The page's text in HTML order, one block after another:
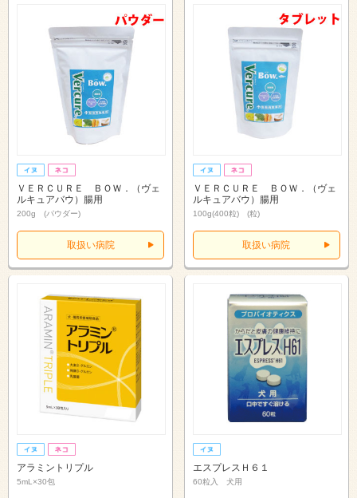
ＶＥＲＣＵＲＥ ＢＯＷ．（ヴェ
ルキュアバウ）腸用
200g (パウダー)
取扱い病院
ＶＥＲＣＵＲＥ ＢＯＷ．（ヴェ
ルキュアバウ）腸用
100g(400粒) (粒)
取扱い病院
アラミントリプル
5mL×30包
エスプレスＨ６１
60粒入 犬用